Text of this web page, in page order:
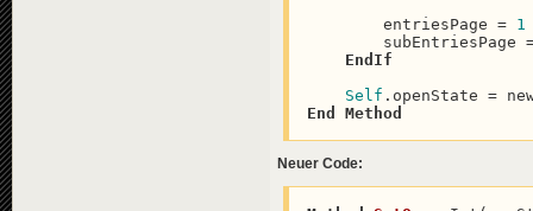
        entriesPage =
1
subEntriesPage
EndIf
Self
End
Method
Neuer Code: